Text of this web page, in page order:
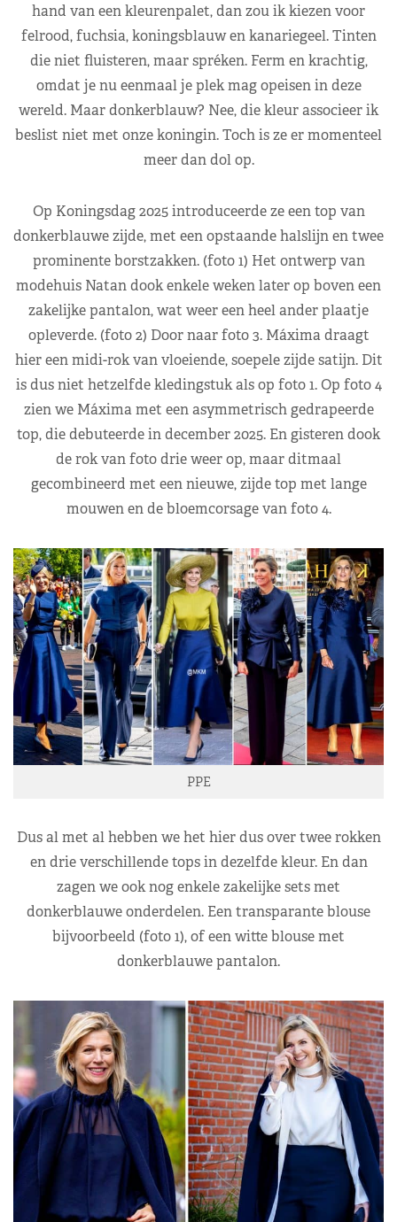
hand van een kleurenpalet, dan zou ik kiezen voor
felrood, fuchsia, koningsblauw en kanariegeel. Tinten
die niet fluisteren, maar spréken. Ferm en krachtig,
omdat je nu eenmaal je plek mag opeisen in deze
wereld. Maar donkerblauw? Nee, die kleur associeer ik
beslist niet met onze koningin. Toch is ze er momenteel
meer dan dol op.
Op Koningsdag 2025 introduceerde ze een top van
donkerblauwe zijde, met een opstaande halslijn en twee
prominente borstzakken. (foto 1) Het ontwerp van
modehuis Natan dook enkele weken later op boven een
zakelijke pantalon, wat weer een heel ander plaatje
opleverde. (foto 2) Door naar foto 3. Máxima draagt
hier een midi-rok van vloeiende, soepele zijde satijn. Dit
is dus niet hetzelfde kledingstuk als op foto 1. Op foto 4
zien we Máxima met een asymmetrisch gedrapeerde
top, die debuteerde in december 2025. En gisteren dook
de rok van foto drie weer op, maar ditmaal
gecombineerd met een nieuwe, zijde top met lange
mouwen en de bloemcorsage van foto 4.
PPE
Dus al met al hebben we het hier dus over twee rokken
en drie verschillende tops in dezelfde kleur. En dan
zagen we ook nog enkele zakelijke sets met
donkerblauwe onderdelen. Een transparante blouse
bijvoorbeeld (foto 1), of een witte blouse met
donkerblauwe pantalon.